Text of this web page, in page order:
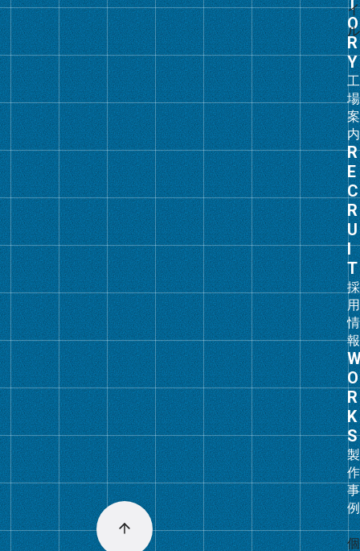
工
場
案
内
プ
リ
ン
ク
採
用
情
報
グ
ル
ー
プ
リ
ン
ク
製
作
事
例
グ
ル
ー
プ
リ
ン
ク
イ
ル
個